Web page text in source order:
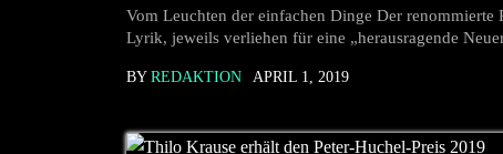
Vom Leuchten der einfachen Dinge Der renommierte
Lyrik, jeweils verliehen für eine „herausragende
BY REDAKTION APRIL 1, 2019